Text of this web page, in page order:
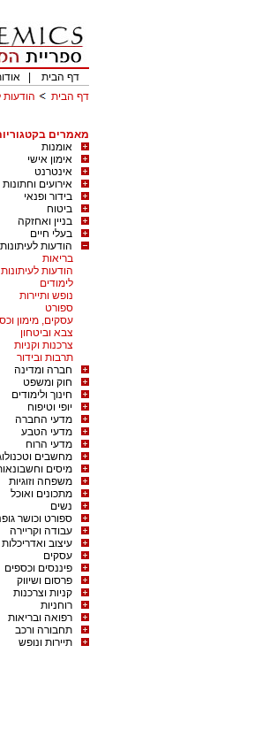
דף הבית
דף הבית
הודעות
מאמרים
אומנות
אימון אישי
אינטרנט
אירועים וחתונות
בידור ופנאי
ביטוח
בניין ואחזקה
בעלי חיים
הודעות לעיתונות
בריאות
הודעות
לימודים
נופש ותיירות
ספורט
עסקים, מימון
צבא וביטחון
צרכנות וקניות
תרבות ובידור
חברה ומדינה
חוק ומשפט
חינוך ולימודים
יופי וטיפוח
מדעי החברה
מדעי הטבע
מדעי הרוח
מחשבים
מיסים
משפחה וזוגיות
מתכונים ואוכל
נשים
ספורט וכושר
עבודה וקריירה
עיצוב ואדריכלות
עסקים
פיננסים וכספים
פרסום ושיווק
קניות וצרכנות
רוחניות
רפואה ובריאות
תחבורה ורכב
תיירות ונופש